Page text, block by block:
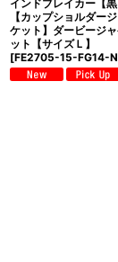
インドブレイカー【黒
【カップショルダー
ケット】ダービージ
ット【サイズＬ】
[FE2705-15-FG14-N